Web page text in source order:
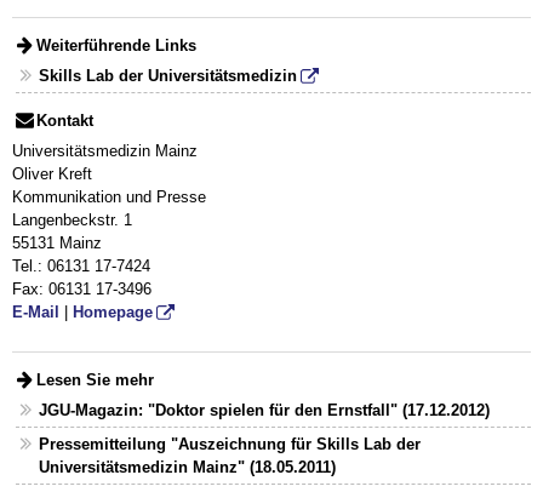
Weiterführende Links
Skills Lab der Universitätsmedizin
Kontakt
Universitätsmedizin Mainz
Oliver Kreft
Kommunikation und Presse
Langenbeckstr. 1
55131 Mainz
Tel.: 06131 17-7424
Fax: 06131 17-3496
E-Mail
Homepage
Lesen Sie mehr
JGU-Magazin: "Doktor spielen für den Ernstfall" (17.12.2012)
Pressemitteilung "Auszeichnung für Skills Lab der
Universitätsmedizin Mainz" (18.05.2011)